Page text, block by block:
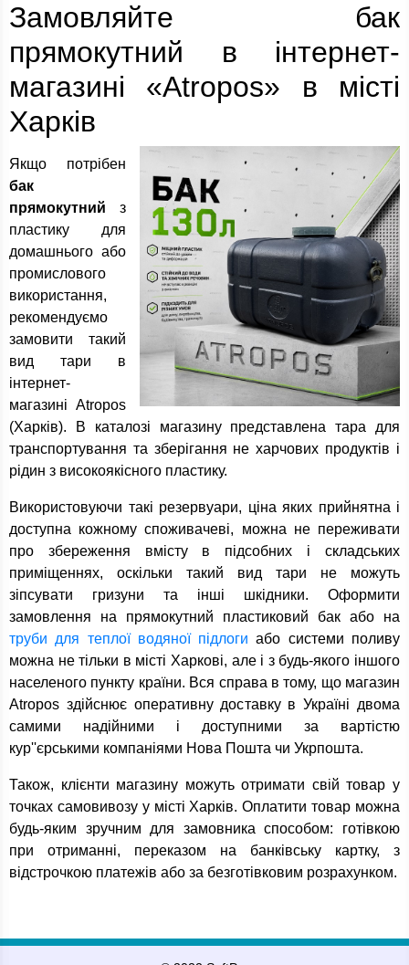
Замовляйте бак
прямокутний в інтернет-
магазині «Atropos» в місті
Харків
Якщо потрібен
бак
прямокутний з
пластику для
домашнього або
промислового
використання,
рекомендуємо
замовити такий
вид тари в
інтернет-
магазині Atropos
(Харків). В каталозі магазину представлена тара для
транспортування та зберігання не харчових продуктів і
рідин з високоякісного пластику.
Використовуючи такі резервуари, ціна яких прийнятна і
доступна кожному споживачеві, можна не переживати
про збереження вмісту в підсобних і складських
приміщеннях, оскільки такий вид тари не можуть
зіпсувати гризуни та інші шкідники. Оформити
замовлення на прямокутний пластиковий бак або на
труби для теплої водяної підлоги або системи поливу
можна не тільки в місті Харкові, але і з будь-якого іншого
населеного пункту країни. Вся справа в тому, що магазин
Atropos здійснює оперативну доставку в Україні двома
самими надійними і доступними за вартістю
кур''єрськими компаніями Нова Пошта чи Укрпошта.
Також, клієнти магазину можуть отримати свій товар у
точках самовивозу у місті Харків. Оплатити товар можна
будь-яким зручним для замовника способом: готівкою
при отриманні, переказом на банківську картку, з
відстрочкою платежів або за безготівковим розрахунком.